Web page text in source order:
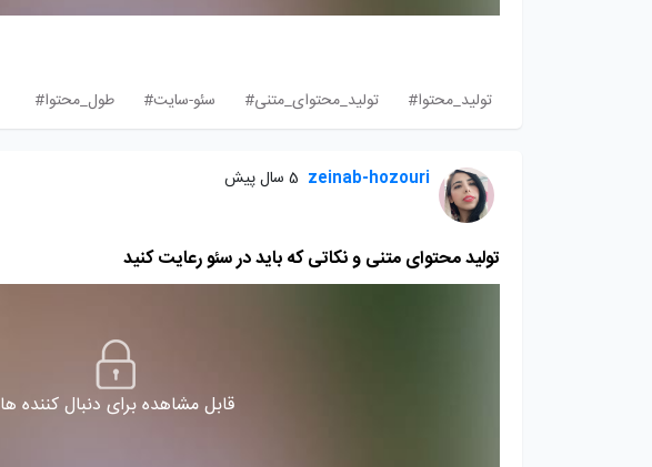
تولید_محتوا#
تولید_محتوای_متنی# سئو-سایت# طول_محتوا#
zeinab-hozouri 5 سال پیش
تولید محتوای متنی و نکاتی که باید در سئو رعایت کنید
قابل مشاهده برای دنبال کننده ها